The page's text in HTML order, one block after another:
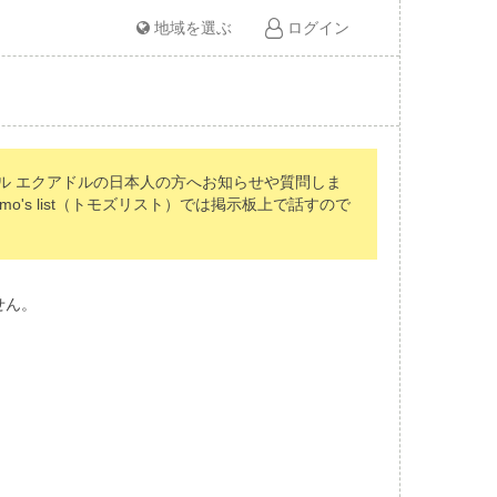
地域を選ぶ ログイン
エクアドルの日本人の方へお知らせや質問しま
list（トモズリスト）では掲示板上で話すので
。